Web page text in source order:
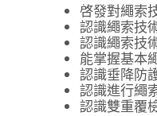
啓發對繩索
認識繩索技
認識繩索技
能掌握基本
認識垂降防
認識進行繩
認識雙重覆